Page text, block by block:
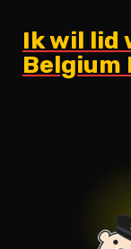
Ik wil lid
Belgium